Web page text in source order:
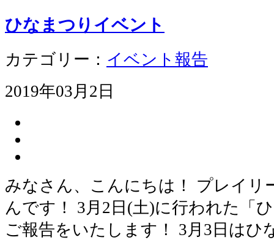
ひなまつりイベント
カテゴリー： イベント報告
2019年03月2日
みなさん、こんにちは！ プレイリ
んです！ 3月2日(土)に行われた「
ご報告をいたします！ 3月3日はひ